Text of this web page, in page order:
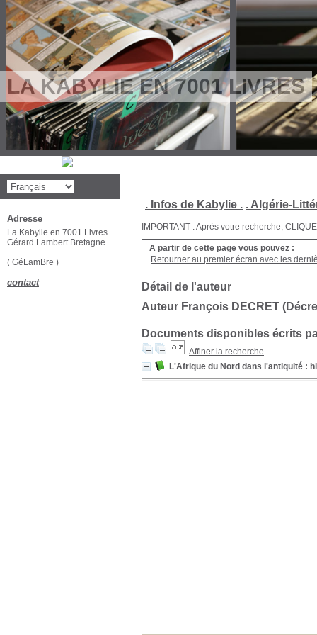
LA KABYLIE EN 7001 LIVRES
. Infos de Kabylie . . Algérie-
IMPORTANT : Après votre recherche,
A partir de cette page vous pouvez :
Retourner au premier écran avec les
Détail de l'auteur
Auteur François DECRET
Documents disponibles écrits
Affiner la recherche
L'Afrique du Nord dans l'antiquité :
Adresse
La Kabylie en 7001 Livres
Gérard Lambert Bretagne
( GéLamBre )
contact